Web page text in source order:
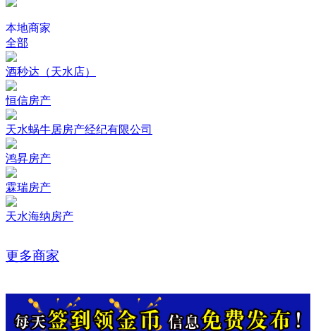
本地商家
全部
酒秒达（天水店）
恒信房产
天水蜗牛居房产经纪有限公司
鸿昇房产
霖瑞房产
天水海纳房产
更多商家